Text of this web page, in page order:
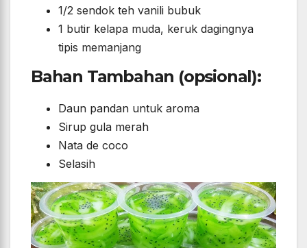
1/2 sendok teh vanili bubuk
1 butir kelapa muda, keruk dagingnya
tipis memanjang
Bahan Tambahan (opsional):
Daun pandan untuk aroma
Sirup gula merah
Nata de coco
Selasih